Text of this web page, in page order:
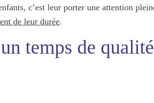
c’est leur porter une attention
de leur durée.
temps de